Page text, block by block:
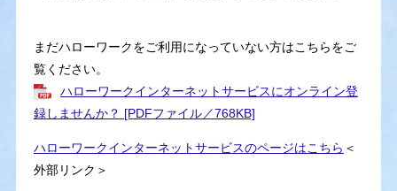
まだハローワークをご利用になっていない方はこちらをご
覧ください。
ハローワークインターネットサービスにオンライン登
録しませんか？ [PDFファイル／768KB]
ハローワークインターネットサービスのページはこちら ＜
外部リンク＞